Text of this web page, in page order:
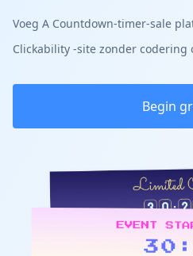
Voeg A Countdown-timer-sale
Clickability -site zonder codering
Begin